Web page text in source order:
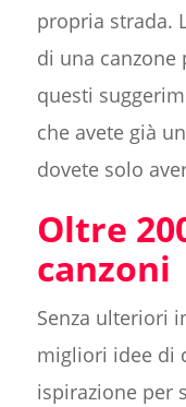
propria strada.
di una canzone
questi
che avete già
dovete solo
Oltre
canzoni
Senza ulteriori
migliori idee di
ispirazione per